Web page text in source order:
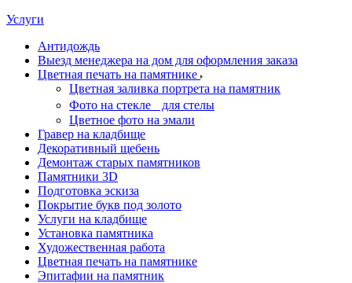
Услуги
Антидождь
Выезд менеджера на дом для оформления заказа
Цветная печать на памятнике
Цветная заливка портрета на памятник
Фото на стекле для стелы
Цветное фото на эмали
Гравер на кладбище
Декоративный щебень
Демонтаж старых памятников
Памятники 3D
Подготовка эскиза
Покрытие букв под золото
Услуги на кладбище
Установка памятника
Художественная работа
Цветная печать на памятнике
Эпитафии на памятник